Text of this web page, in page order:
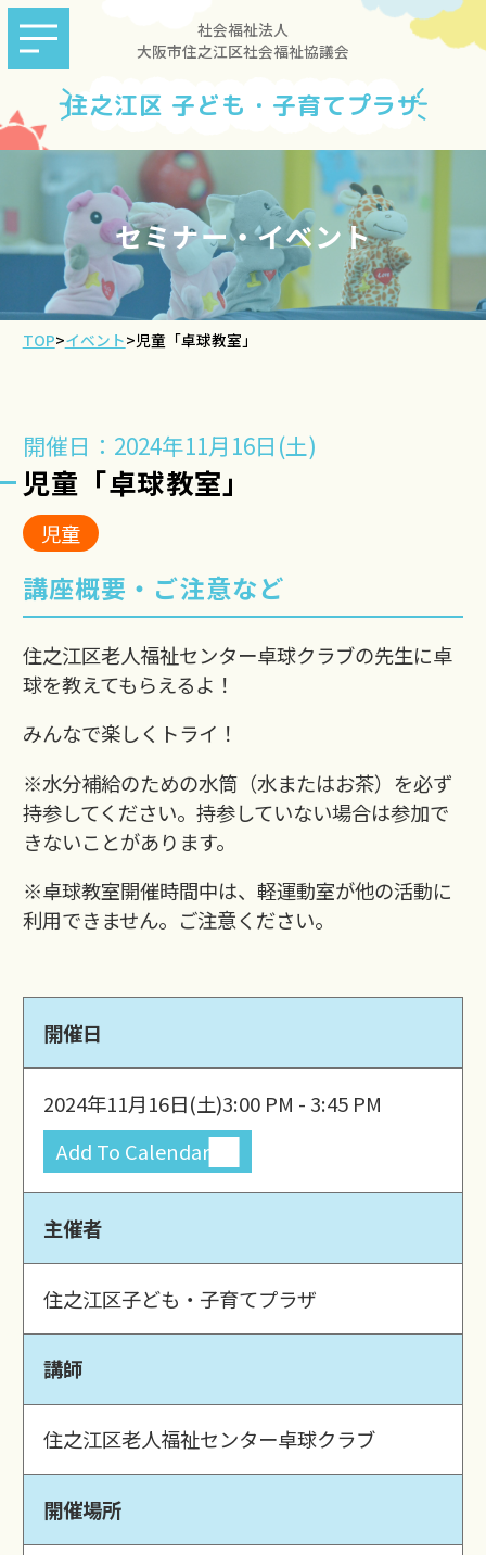
社会福祉法人
大阪市住之江区社会福祉協議会
住之江区 子ども・子育てプラザ
セミナー・イベント
TOP>イベント>児童「卓球教室」
開催日：2024年11月16日(土)
児童「卓球教室」
児童
講座概要・ご注意など
住之江区老人福祉センター卓球クラブの先生に卓
球を教えてもらえるよ！
みんなで楽しくトライ！
※水分補給のための水筒（水またはお茶）を必ず
持参してください。持参していない場合は参加で
きないことがあります。
※卓球教室開催時間中は、軽運動室が他の活動に
利用できません。ご注意ください。
開催日
2024年11月16日(土)3:00 PM - 3:45 PM
Add To Calendar
主催者
住之江区子ども・子育てプラザ
講師
住之江区老人福祉センター卓球クラブ
開催場所